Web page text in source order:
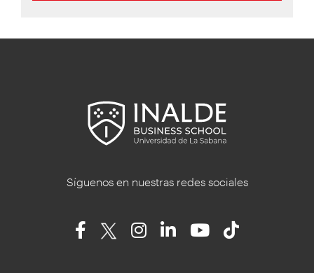
Síguenos en nuestras redes sociales